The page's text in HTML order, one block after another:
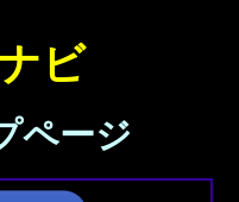
ビ
ページ